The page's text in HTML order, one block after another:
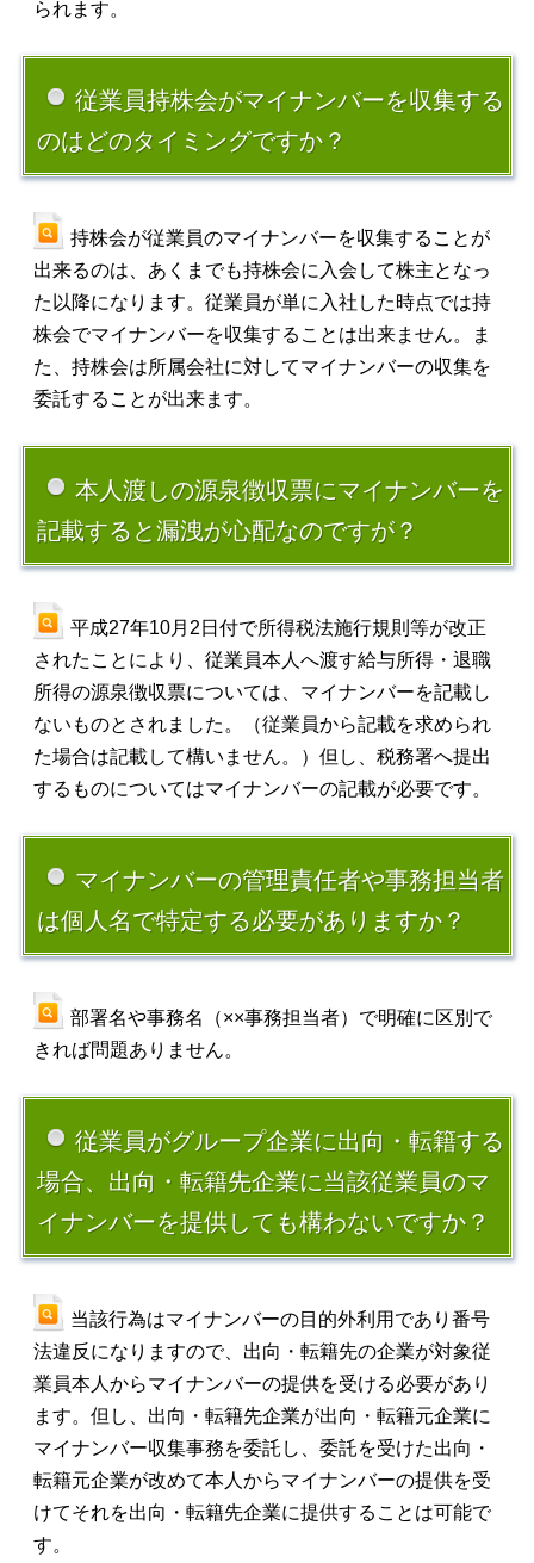
られます。
従業員持株会がマイナンバーを収集する
のはどのタイミングですか？
持株会が従業員のマイナンバーを収集することが
出来るのは、あくまでも持株会に入会して株主となっ
た以降になります。従業員が単に入社した時点では持
株会でマイナンバーを収集することは出来ません。ま
た、持株会は所属会社に対してマイナンバーの収集を
委託することが出来ます。
本人渡しの源泉徴収票にマイナンバーを
記載すると漏洩が心配なのですが？
平成27年10月2日付で所得税法施行規則等が改正
されたことにより、従業員本人へ渡す給与所得・退職
所得の源泉徴収票については、マイナンバーを記載し
ないものとされました。（従業員から記載を求められ
た場合は記載して構いません。）但し、税務署へ提出
するものについてはマイナンバーの記載が必要です。
マイナンバーの管理責任者や事務担当者
は個人名で特定する必要がありますか？
部署名や事務名（××事務担当者）で明確に区別で
きれば問題ありません。
従業員がグループ企業に出向・転籍する
場合、出向・転籍先企業に当該従業員のマ
イナンバーを提供しても構わないですか？
当該行為はマイナンバーの目的外利用であり番号
法違反になりますので、出向・転籍先の企業が対象従
業員本人からマイナンバーの提供を受ける必要があり
ます。但し、出向・転籍先企業が出向・転籍元企業に
マイナンバー収集事務を委託し、委託を受けた出向・
転籍元企業が改めて本人からマイナンバーの提供を受
けてそれを出向・転籍先企業に提供することは可能で
す。